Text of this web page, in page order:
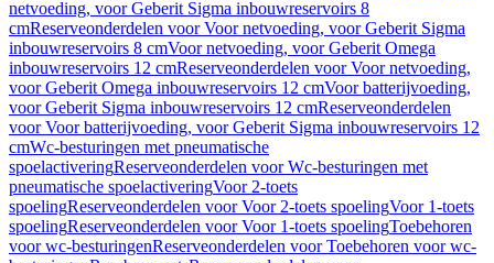
netvoeding, voor Geberit Sigma inbouwreservoirs 8
cmReserveonderdelen voor Voor netvoeding, voor Geberit Sigma
inbouwreservoirs 8 cmVoor netvoeding, voor Geberit Omega
inbouwreservoirs 12 cmReserveonderdelen voor Voor netvoeding,
voor Geberit Omega inbouwreservoirs 12 cmVoor batterijvoeding,
voor Geberit Sigma inbouwreservoirs 12 cmReserveonderdelen
voor Voor batterijvoeding, voor Geberit Sigma inbouwreservoirs 12
cmWc-besturingen met pneumatische
spoelactiveringReserveonderdelen voor Wc-besturingen met
pneumatische spoelactiveringVoor 2-toets
spoelingReserveonderdelen voor Voor 2-toets spoelingVoor 1-toets
spoelingReserveonderdelen voor Voor 1-toets spoelingToebehoren
voor wc-besturingenReserveonderdelen voor Toebehoren voor wc-